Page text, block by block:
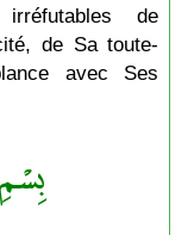
de
de Sa toute-
avec Ses